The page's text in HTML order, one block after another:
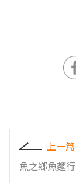
上一篇
魚之鄉魚麵行